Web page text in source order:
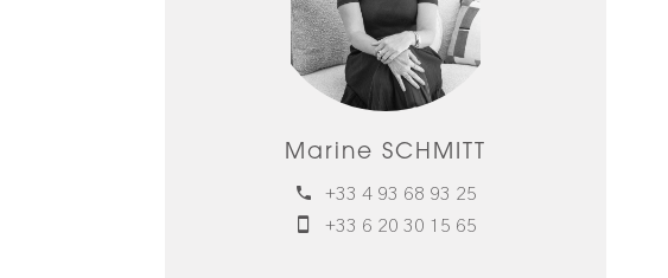
Marine SCHMITT
+33 4 93 68 93 25
+33 6 20 30 15 65